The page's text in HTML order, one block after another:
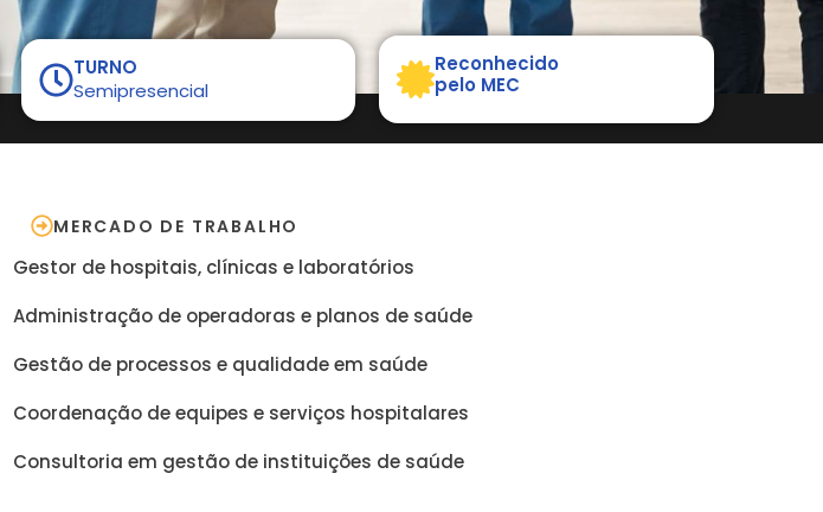
TURNO
Semipresencial
Reconhecido
pelo MEC
MERCADO DE TRABALHO
Gestor de hospitais, clínicas e laboratórios
Administração de operadoras e planos de saúde
Gestão de processos e qualidade em saúde
Coordenação de equipes e serviços hospitalares
Consultoria em gestão de instituições de saúde